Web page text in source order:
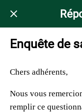
Enquête de
Chers adhérents,
Nous vous
remplir ce